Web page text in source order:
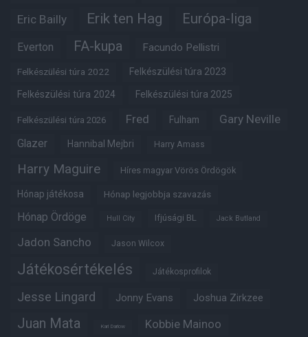
Eric Bailly Erik ten Hag Európa-liga
Everton FA-kupa Facundo Pellistri
Felkészülési túra 2022 Felkészülési túra 2023
Felkészülési túra 2024 Felkészülési túra 2025
Felkészülési túra 2026 Fred Fulham Gary Neville
Glazer Hannibal Mejbri Harry Amass
Harry Maguire Híres magyar Vörös Ördögök
Hónap játékosa Hónap legjobbja szavazás
Hónap Ördöge Hull City Ifjúsági BL Jack Butland
Jadon Sancho Jason Wilcox
Játékosértékelés Játékosprofilok
Jesse Lingard Jonny Evans Joshua Zirkzee
Juan Mata Karl Darlow Kobbie Mainoo